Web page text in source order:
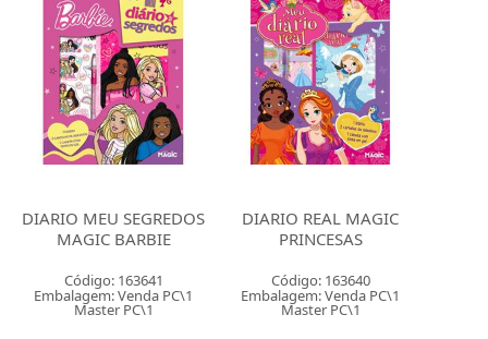
DIARIO MEU SEGREDOS
MAGIC BARBIE
Código: 163641
Embalagem: Venda PC\1
Master PC\1
DIARIO REAL MAGIC
PRINCESAS
Código: 163640
Embalagem: Venda PC\1
Master PC\1